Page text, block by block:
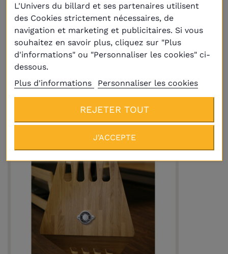
Porte-queues Design Laqué blanc 6
450,00 €
L'Univers du billard et ses partenaires utilisent
des Cookies strictement nécessaires, de
navigation et marketing et publicitaires. Si vous
souhaitez en savoir plus, cliquez sur "Plus
d'informations" ou "Personnaliser les cookies" ci-
dessous.
Plus d'informations
Personnaliser les cookies
REJETER TOUT
J'ACCEPTE